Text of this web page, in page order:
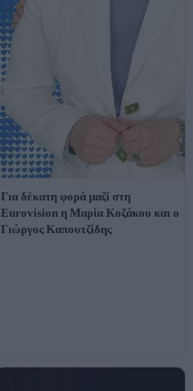
Για δέκατη φορά μαζί στη
Eurovision η Μαρία Κοζάκου και ο
Γιώργος Καπουτζίδης